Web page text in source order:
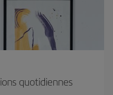
quotidiennes